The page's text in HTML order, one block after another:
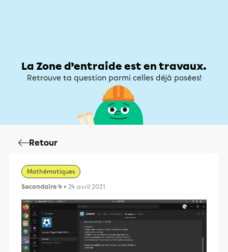
La Zone d’entraide est en travaux.
Retrouve ta question parmi celles déjà posées!
Retour
Mathématiques
Secondaire 4 • 24 avril 2021